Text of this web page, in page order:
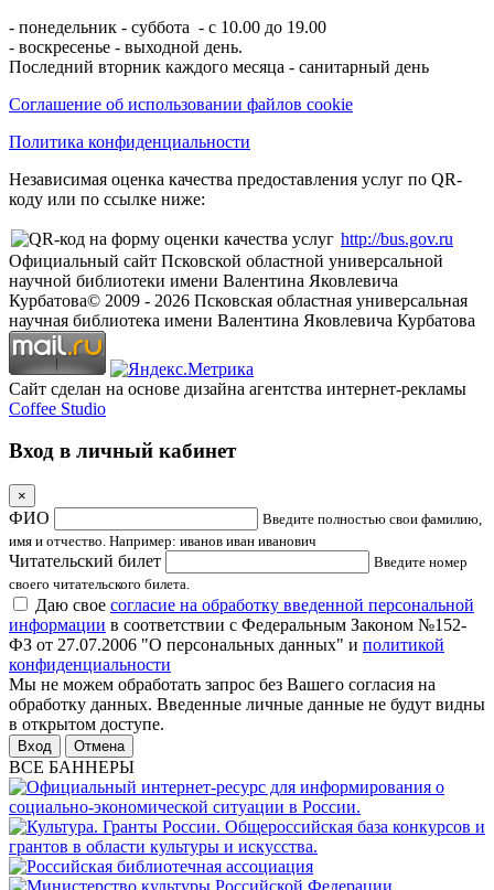
- понедельник - суббота - с 10.00 до 19.00
- воскресенье - выходной день.
Последний вторник каждого месяца - санитарный день
Соглашение об использовании файлов cookie
Политика конфиденциальности
Независимая оценка качества предоставления услуг по QR-
коду или по ссылке ниже:
http://bus.gov.ru
Официальный сайт Псковской областной универсальной
научной библиотеки имени Валентина Яковлевича
Курбатова© 2009 - 2026 Псковская областная универсальная
научная библиотека имени Валентина Яковлевича Курбатова
Сайт сделан на основе дизайна агентства интернет-рекламы
Coffee Studio
Вход в личный кабинет
×
ФИО
Введите полностью свои фамилию,
имя и отчество. Например: иванов иван иванович
Читательский билет
Введите номер
своего читательского билета.
Даю свое согласие на обработку введенной персональной
информации в соответствии с Федеральным Законом №152-
ФЗ от 27.07.2006 "О персональных данных" и политикой
конфиденциальности
Мы не можем обработать запрос без Вашего согласия на
обработку данных. Введенные личные данные не будут видны
в открытом доступе.
Отмена
ВСЕ БАННЕРЫ